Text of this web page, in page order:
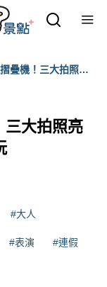
疊機！三大拍照亮
三大拍照亮
#大人
#表演 #連假